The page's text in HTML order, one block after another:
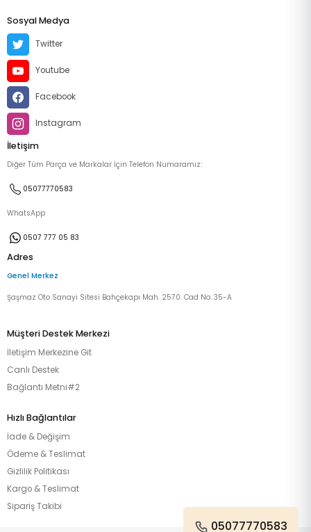
Sosyal Medya
Twitter
Youtube
Facebook
Instagram
İletişim
Diğer Tüm Parça ve Markalar İçin Telefon Numaramız:
05077770583
WhatsApp
0507 777 05 83
Adres
Genel Merkez
Şaşmaz Oto Sanayi Sitesi Bahçekapı Mah. 2570. Cad No: 35-A
Müşteri Destek Merkezi
İletişim Merkezine Git
Canlı Destek
Bağlantı Metni#2
Hızlı Bağlantılar
İade & Değişim
Ödeme & Teslimat
Gizlilik Politikası
Kargo & Teslimat
Sipariş Takibi
05077770583